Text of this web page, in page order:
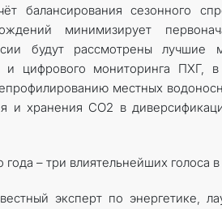
балансирования сезонного
минимизирует
будут рассмотрены лучшие
и цифрового мониторинга ПХГ,
местных
и хранения CO2 в
– три влиятельнейших голоса
эксперт по энергетике,